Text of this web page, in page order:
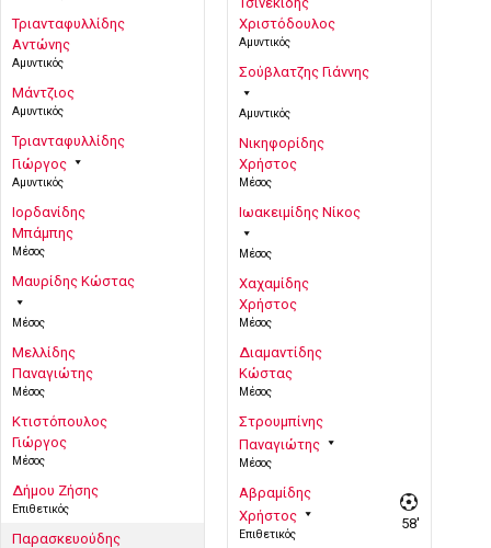
Τριανταφυλλίδης
Αντώνης
Αμυντικός
Μάντζιος
Αμυντικός
Τριανταφυλλίδης
Γιώργος
Αμυντικός
Ιορδανίδης
Μπάμπης
Μέσος
Μαυρίδης Κώστας
Μέσος
Μελλίδης
Παναγιώτης
Μέσος
Κτιστόπουλος
Γιώργος
Μέσος
Δήμου Ζήσης
Επιθετικός
Παρασκευούδης
Χριστόδουλος
Αμυντικός
Σούβλατζης Γιάννης
Αμυντικός
Νικηφορίδης
Χρήστος
Μέσος
Ιωακειμίδης Νίκος
Μέσος
Χαχαμίδης
Χρήστος
Μέσος
Διαμαντίδης
Κώστας
Μέσος
Στρουμπίνης
Παναγιώτης
Μέσος
Αβραμίδης
Χρήστος
Επιθετικός
58'